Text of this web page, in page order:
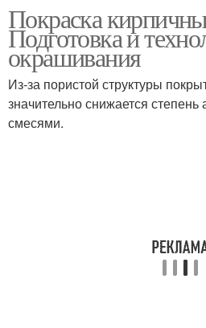
Наружные стены
Кровати в стиле
Покраска
Подготовка и
окрашивания
Из-за пористой структуры
значительно снижается
смесями.